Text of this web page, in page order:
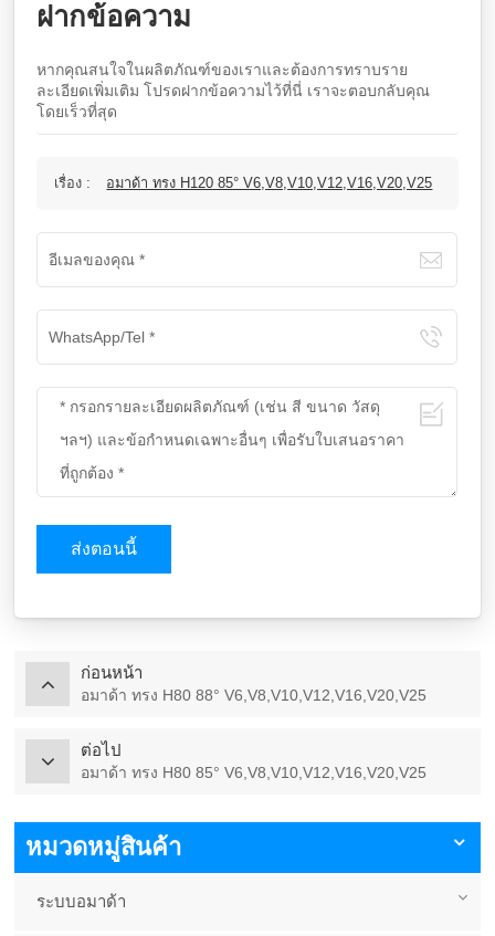
ฝากข้อความ
หากคุณสนใจในผลิตภัณฑ์ของเราและต้องการทราบราย
ละเอียดเพิ่มเติม โปรดฝากข้อความไว้ที่นี่ เราจะตอบกลับคุณ
โดยเร็วที่สุด
เรื่อง : อมาด้า ทรง H120 85° V6,V8,V10,V12,V16,V20,V25
ส่งตอนนี้
ก่อนหน้า
อมาด้า ทรง H80 88° V6,V8,V10,V12,V16,V20,V25
ต่อไป
อมาด้า ทรง H80 85° V6,V8,V10,V12,V16,V20,V25
หมวดหมู่สินค้า
ระบบอมาด้า